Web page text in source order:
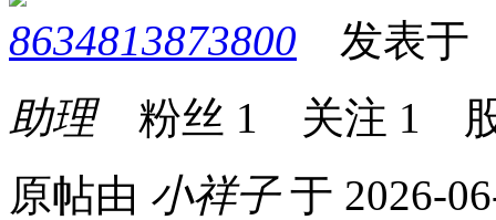
8634813873800 发表于
助理粉丝 1 关注 1
原帖由 小祥子于 2026-